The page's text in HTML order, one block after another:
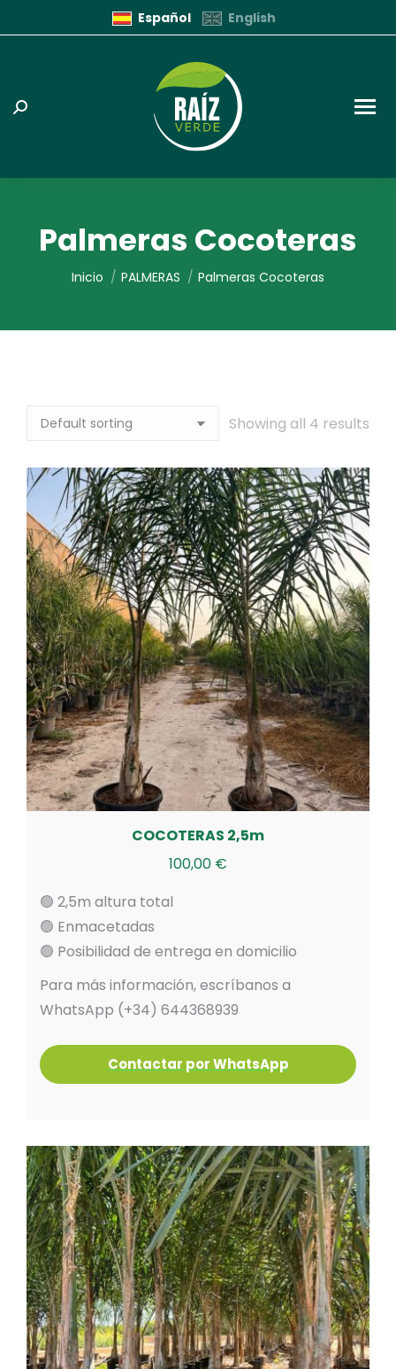
Español English
Buscar:
Palmeras Cocoteras
Estás aquí:
Inicio PALMERAS Palmeras Cocoteras
Showing all 4 results
COCOTERAS 2,5m
100,00 €
🟢 2,5m altura total
🟢 Enmacetadas
🟢 Posibilidad de entrega en domicilio
Para más información, escríbanos a
WhatsApp (+34) 644368939